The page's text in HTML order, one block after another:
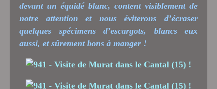
devant un équidé blanc, content visiblement de
notre attention et nous éviterons d’écraser
quelques spécimens d’escargots, blancs eux
aussi, et sûrement bons à manger !